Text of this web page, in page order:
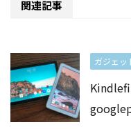
関連記事
ガジェッ